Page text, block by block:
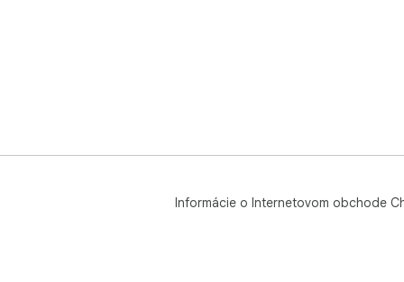
Informácie o Internetovom obchode